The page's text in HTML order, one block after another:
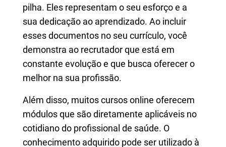
pilha. Eles representam o seu esforço e a
sua dedicação ao aprendizado. Ao incluir
esses documentos no seu currículo, você
demonstra ao recrutador que está em
constante evolução e que busca oferecer o
melhor na sua profissão.
Além disso, muitos cursos online oferecem
módulos que são diretamente aplicáveis no
cotidiano do profissional de saúde. O
conhecimento adquirido pode ser utilizado à